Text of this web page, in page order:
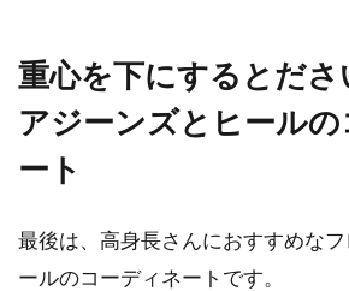
重心を下にするとださ
アジーンズとヒール
ート
最後は、高身長さんにおすすめな
ールのコーディネートです。